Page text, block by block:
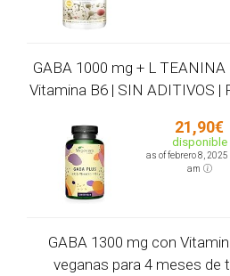
GABA 1000 mg + L
Vitamina B6 | SIN ADITIVOS |
21,90€
disponible
as of febrero 8, 2025
am
GABA 1300 mg con
veganas para 4 meses de